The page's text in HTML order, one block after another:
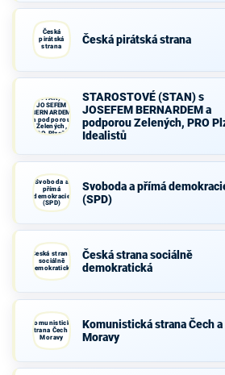
Česká
pirátská
strana
Česká pirátská strana
(STAN) s
JOSEFEM
BERNARDEM
a podporou
Zelených,
PRO Plzeň a
STAROSTOVÉ (STAN) s
JOSEFEM BERNARDEM a
podporou Zelených, PRO
Idealistů
Svoboda a
přímá
demokracie
(SPD)
Svoboda a přímá
(SPD)
Česká strana
sociálně
demokratická
Česká strana sociálně
demokratická
Komunistická
strana Čech a
Moravy
Komunistická strana Čech a
Moravy